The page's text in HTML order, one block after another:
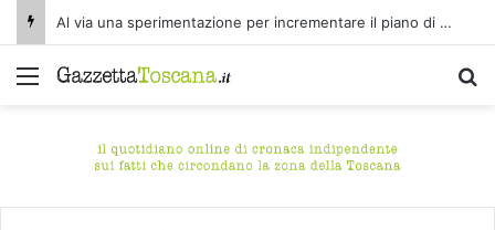
Al via una sperimentazione per incrementare il piano di spazzamento del centro storico di Fucecchio
Menu